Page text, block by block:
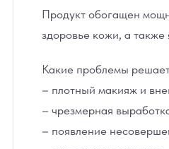
Продукт обогащен
здоровье кожи, а
Какие проблемы
– плотный макияж и
– чрезмерная
– появление